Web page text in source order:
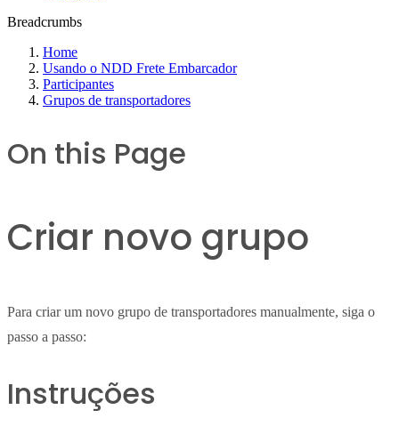
Breadcrumbs
Home
Usando o NDD Frete Embarcador
Participantes
Grupos de transportadores
On this Page
Criar novo grupo
Para criar um novo grupo de transportadores manualmente, siga o
passo a passo:
Instruções